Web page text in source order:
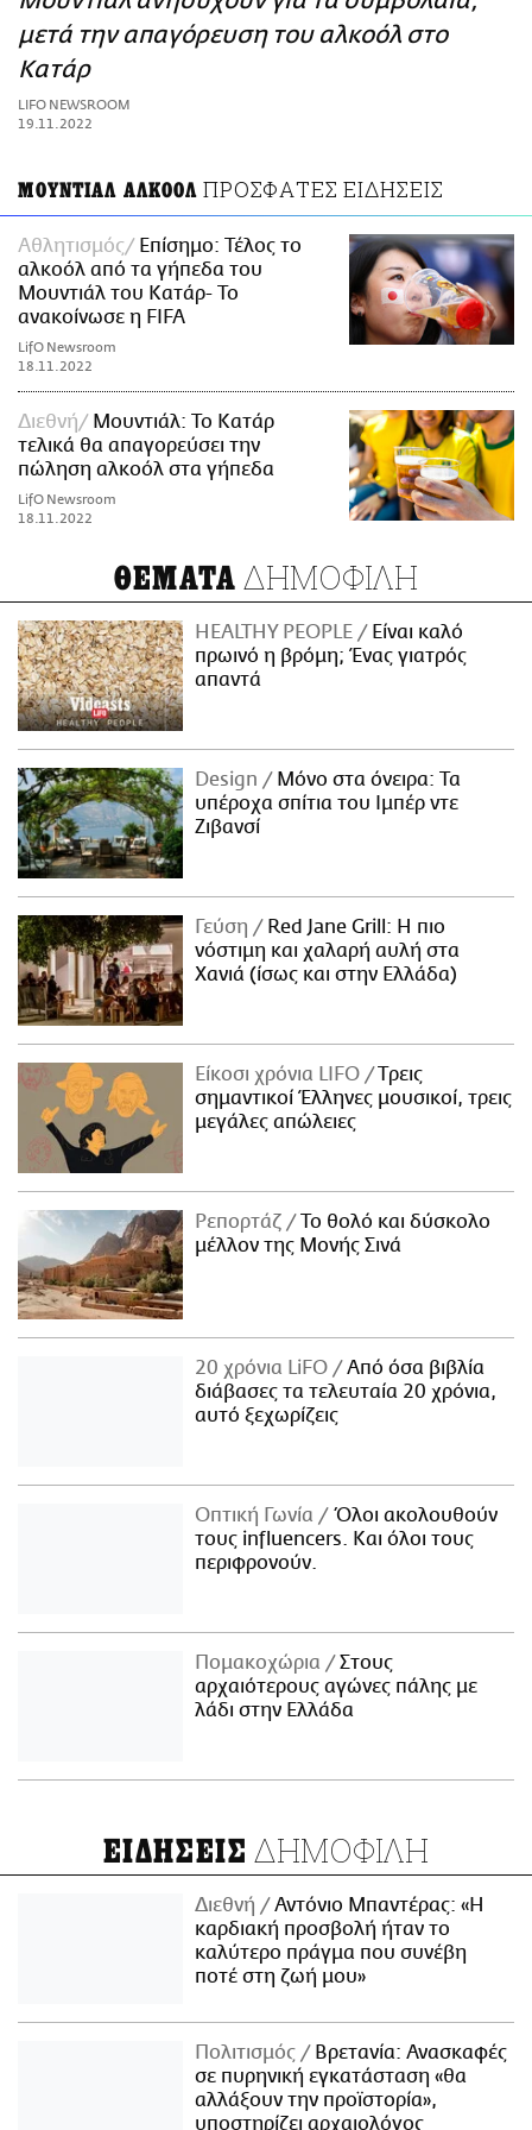
ΑΜΠΑ
PRINT
μετά την απαγόρευση του αλκοόλ στο
Κατάρ
LIFO NEWSROOM
19.11.2022
ΜΟΥΝΤΙΑΛ ΑΛΚΟΟΛ ΠΡΟΣΦΑΤΕΣ ΕΙΔΗΣΕΙΣ
Αθλητισμός
Επίσημο: Τέλος το
αλκοόλ από τα γήπεδα του
Μουντιάλ του Κατάρ- Το
ανακοίνωσε η FIFA
LifO Newsroom
18.11.2022
Διεθνή
Μουντιάλ: Το Κατάρ
τελικά θα απαγορεύσει την
πώληση αλκοόλ στα γήπεδα
LifO Newsroom
18.11.2022
ΘΕΜΑΤΑ ΔΗΜΟΦΙΛΗ
HEALTHY PEOPLE
Είναι καλό
πρωινό η βρόμη; Ένας γιατρός
απαντά
Design
Μόνο στα όνειρα: Τα
υπέροχα σπίτια του Ιμπέρ ντε
Ζιβανσί
Γεύση
Red Jane Grill: Η πιο
νόστιμη και χαλαρή αυλή στα
Χανιά (ίσως και στην Ελλάδα)
Είκοσι χρόνια LIFO
Tρεις
σημαντικοί Έλληνες μουσικοί, τρεις
μεγάλες απώλειες
Ρεπορτάζ
Το θολό και δύσκολο
μέλλον της Μονής Σινά
20 χρόνια LiFO
Από όσα βιβλία
διάβασες τα τελευταία 20 χρόνια,
αυτό ξεχωρίζεις
Οπτική Γωνία
Όλοι ακολουθούν
τους influencers. Και όλοι τους
περιφρονούν.
Πομακοχώρια
Στους
αρχαιότερους αγώνες πάλης με
λάδι στην Ελλάδα
ΕΙΔΗΣΕΙΣ ΔΗΜΟΦΙΛΗ
Διεθνή
Αντόνιο Μπαντέρας: «Η
καρδιακή προσβολή ήταν το
καλύτερο πράγμα που συνέβη
ποτέ στη ζωή μου»
Πολιτισμός
Βρετανία: Ανασκαφές
σε πυρηνική εγκατάσταση «θα
αλλάξουν την προϊστορία»,
υποστηρίζει αρχαιολόγος